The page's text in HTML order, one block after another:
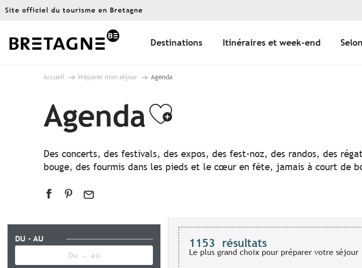
Aller
principal
Site officiel du tourisme en Bretagne
Destinations Itinéraires et week-end
Accueil Préparer mon séjour Agenda
AgendaAjouter aux
Des concerts, des festivals, des expos, des fest-noz, des randos, des
bouge, des fourmis dans les pieds et le cœur en fête, jamais à court de
DU - AU 1153 résultats
Le plus grand choix pour préparer votre séjour